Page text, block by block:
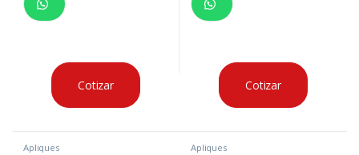
Cotizar Cotizar
Apliques Apliques